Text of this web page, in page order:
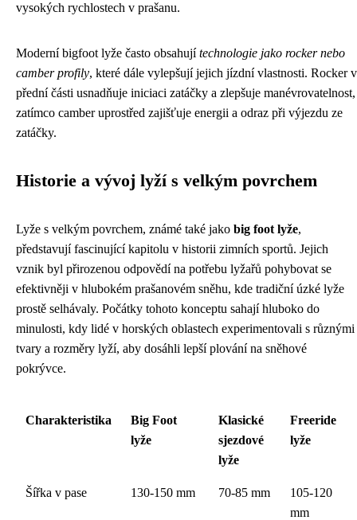
vysokých rychlostech v prašanu.
Moderní bigfoot lyže často obsahujítechnologie jako rocker nebo
camber profily, které dále vylepšují jejich jízdní vlastnosti. Rocker v
přední části usnadňuje iniciaci zatáčky a zlepšuje manévrovatelnost,
zatímco camber uprostřed zajišťuje energii a odraz při výjezdu ze
zatáčky.
Historie a vývoj lyží s velkým povrchem
Lyže s velkým povrchem, známé také jako big foot lyže,
představují fascinující kapitolu v historii zimních sportů. Jejich
vznik byl přirozenou odpovědí na potřebu lyžařů pohybovat se
efektivněji v hlubokém prašanovém sněhu, kde tradiční úzké lyže
prostě selhávaly. Počátky tohoto konceptu sahají hluboko do
minulosti, kdy lidé v horských oblastech experimentovali s různými
tvary a rozměry lyží, aby dosáhli lepší plování na sněhové
pokrývce.
Charakteristika
Big Foot
lyže
Klasické
sjezdové
lyže
Freeride
lyže
Šířka v pase 130-150 mm 70-85 mm
105-120
mm